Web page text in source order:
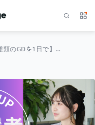
サ
【2種類のGDを1日で】早期選考／初心者歓迎／ES選考なし。基礎×応用。フィードバックを即実践できる成長型GD！★★